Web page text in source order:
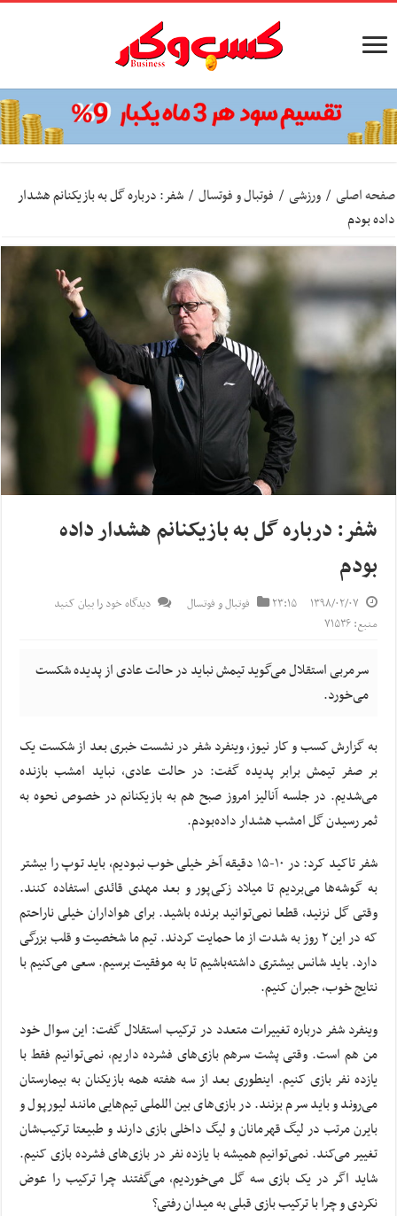
صفحه اصلی / ورزشی / فوتبال و فوتسال / شفر: درباره گل به بازیکنانم هشدار
داده بودم
شفر: درباره گل به بازیکنانم هشدار داده
بودم
۱۳۹۸/۰۲/۰۷ ۲۳:۱۵ فوتبال و فوتسال
دیدگاه خود را بیان کنید
منبع: ۷۱۵۳۶
سرمربی استقلال می‌گوید تیمش نباید در حالت عادی از پدیده شکست
می‌خورد.
به گزارش کسب و کار نیوز، وینفرد شفر در نشست خبری بعد از شکست یک
بر صفر تیمش برابر پدیده گفت: در حالت عادی، نباید امشب بازنده
می‌شدیم. در جلسه آنالیز امروز صبح هم به بازیکنانم در خصوص نحوه به
ثمر رسیدن گل امشب هشدار داده‌بودم.
شفر تاکید کرد: در ۱۰-۱۵ دقیقه آخر خیلی خوب نبودیم، باید توپ را بیشتر
به گوشه‌ها می‌بردیم تا میلاد زکی‌پور و بعد مهدی قائدی استفاده کنند.
وقتی گل نزنید، قطعا نمی‌توانید برنده باشید. برای هواداران خیلی ناراحتم
که در این ۲ روز به شدت از ما حمایت کردند. تیم ما شخصیت و قلب بزرگی
دارد. باید شانس بیشتری داشته‌باشیم تا به موفقیت برسیم. سعی می‌کنیم با
نتایج خوب، جبران کنیم.
وینفرد شفر درباره تغییرات متعدد در ترکیب استقلال گفت: این سوال خود
من هم است. وقتی پشت سرهم بازی‌های فشرده داریم، نمی‌توانیم فقط با
یازده نفر بازی کنیم. اینطوری بعد از سه هفته همه بازیکنان به بیمارستان
می‌روند و باید سرم بزنند. در بازی‌های بین اللملی تیم‌هایی مانند لیورپول و
بایرن مرتب در لیگ قهرمانان و لیگ داخلی بازی دارند و طبیعتا ترکیب‌شان
تغییر می‌کند. نمی‌توانیم همیشه با یازده نفر در بازی‌های فشرده بازی کنیم.
شاید اگر در یک بازی سه گل می‌خوردیم، می‌گفتند چرا ترکیب را عوض
نکردی و چرا با ترکیب بازی قبلی به میدان رفتی؟